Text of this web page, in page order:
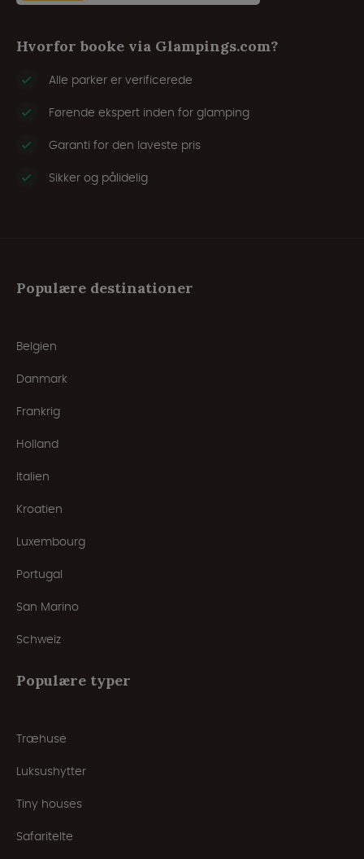
Hvorfor booke via Glampings.com?
Alle parker er verificerede
Førende ekspert inden for glamping
Garanti for den laveste pris
Sikker og pålidelig
Populære destinationer
Belgien
Danmark
Frankrig
Holland
Italien
Kroatien
Luxembourg
Portugal
San Marino
Schweiz
Populære typer
Træhuse
Luksushytter
Tiny houses
Safaritelte